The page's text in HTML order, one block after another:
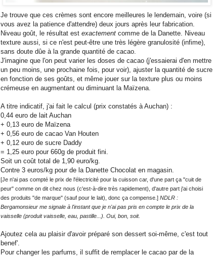
Je trouve que ces crèmes sont encore meilleures le lendemain, voire (si
vous avez la patience d'attendre) deux jours après leur fabrication.
Niveau goût, le résultat est exactement comme de la Danette. Niveau
texture aussi, si ce n'est peut-être une très légère granulosité (infime),
sans doute dûe à la grande quantité de cacao.
J'imagine que l'on peut varier les doses de cacao (j'essaierai d'en mettre
un peu moins, une prochaine fois, pour voir), ajuster la quantité de sucre
en fonction de ses goûts, et même jouer sur la texture plus ou moins
crémeuse en augmentant ou diminuant la Maïzena.
A titre indicatif, j'ai fait le calcul (prix constatés à Auchan) :
0,44 euro de lait Auchan
+ 0,13 euro de Maïzena
+ 0,56 euro de cacao Van Houten
+ 0,12 euro de sucre Daddy
= 1,25 euro pour 660g de produit fini.
Soit un coût total de 1,90 euro/kg.
Contre 3 euros/kg pour de la Danette Chocolat en magasin.
[Je n'ai pas compté le prix de l'électricité pour la cuisson car, d'une part ça "cuit de
peur" comme on dit chez nous (c'est-à-dire très rapidement), d'autre part j'ai choisi
des produits "de marque" (sauf pour le lait), donc ça compense.] NDLR :
Bergamonsieur me signale à l'instant que je n'ai pas pris en compte le prix de la
vaisselle (produit vaisselle, eau, pastille...). Oui, bon, soit.
Ajoutez cela au plaisir d'avoir préparé son dessert soi-même, c'est tout
benef'.
Pour changer les parfums, il suffit de remplacer le cacao par de la